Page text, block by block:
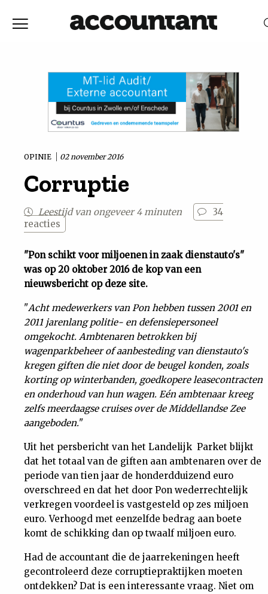
Discussie
Vaktechniek
Achtergrond
Uit
Feiten
Cijfers
Tuchtrecht
Magazine
Podcast
Dossiers
Nieuwsbrief
Contact
OPINIE 02 november 2016
Corruptie
Leestijd van ongeveer 4 minuten
34
reacties
"Pon schikt voor miljoenen in zaak dienstauto's"
was op 20 oktober 2016 de kop van een
nieuwsbericht op deze site.
"Acht medewerkers van Pon hebben tussen 2001 en
2011 jarenlang politie- en defensiepersoneel
omgekocht. Ambtenaren betrokken bij
wagenparkbeheer of aanbesteding van dienstauto's
kregen giften die niet door de beugel konden, zoals
korting op winterbanden, goedkopere leasecontracten
en onderhoud van hun wagen. Eén ambtenaar kreeg
zelfs meerdaagse cruises over de Middellandse Zee
aangeboden."
Uit het persbericht van het Landelijk Parket blijkt
dat het totaal van de giften aan ambtenaren over de
periode van tien jaar de honderdduizend euro
overschreed en dat het door Pon wederrechtelijk
verkregen voordeel is vastgesteld op zes miljoen
euro. Verhoogd met eenzelfde bedrag aan boete
komt de schikking dan op twaalf miljoen euro.
Had de accountant die de jaarrekeningen heeft
gecontroleerd deze corruptiepraktijken moeten
ontdekken? Dat is een interessante vraag. Niet om
RELEVANTIEDATUM